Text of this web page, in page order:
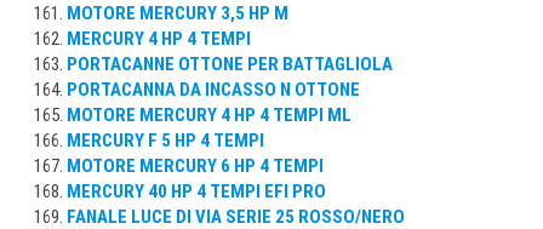
MOTORE MERCURY 3,5 HP M
MERCURY 4 HP 4 TEMPI
PORTACANNE OTTONE PER BATTAGLIOLA
PORTACANNA DA INCASSO N OTTONE
MOTORE MERCURY 4 HP 4 TEMPI ML
MERCURY F 5 HP 4 TEMPI
MOTORE MERCURY 6 HP 4 TEMPI
MERCURY 40 HP 4 TEMPI EFI PRO
FANALE LUCE DI VIA SERIE 25 ROSSO/NERO